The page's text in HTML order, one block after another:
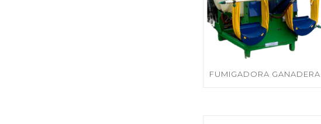
FUMIGADORA GANADERA